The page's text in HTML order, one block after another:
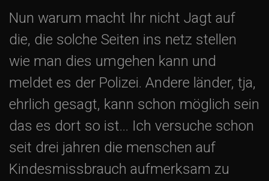
Nun warum macht Ihr nicht Jagt auf
die, die solche Seiten ins netz stellen
wie man dies umgehen kann und
meldet es der Polizei. Andere länder, tja,
ehrlich gesagt, kann schon möglich sein
das es dort so ist… Ich versuche schon
seit drei jahren die menschen auf
Kindesmissbrauch aufmerksam zu